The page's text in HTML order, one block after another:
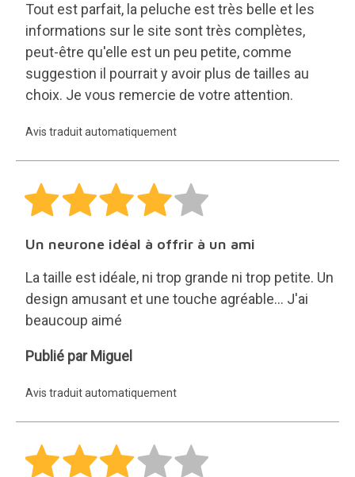
Tout est parfait, la peluche est très belle et les
informations sur le site sont très complètes,
peut-être qu'elle est un peu petite, comme
suggestion il pourrait y avoir plus de tailles au
choix. Je vous remercie de votre attention.
Avis traduit automatiquement
Un neurone idéal à offrir à un ami
La taille est idéale, ni trop grande ni trop petite. Un
design amusant et une touche agréable... J'ai
beaucoup aimé
Miguel
Publié par Miguel
Avis traduit automatiquement